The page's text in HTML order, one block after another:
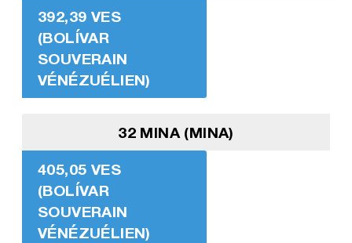
392,39 VES
(BOLÍVAR
SOUVERAIN
VÉNÉZUÉLIEN)
32 MINA (MINA)
405,05 VES
(BOLÍVAR
SOUVERAIN
VÉNÉZUÉLIEN)